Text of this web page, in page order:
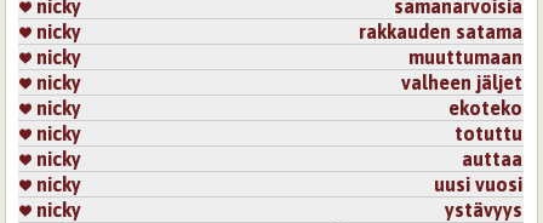
nicky
samanarvoisia
nicky
rakkauden satama
nicky
muuttumaan
nicky
valheen jäljet
nicky
ekoteko
nicky
totuttu
nicky
auttaa
nicky
uusi vuosi
nicky
ystävyys